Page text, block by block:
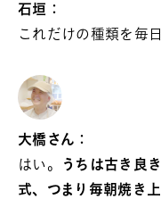
石垣：
これだけの種類を毎
大橋さん：
はい。
うちは古き良
式、つまり毎朝焼き